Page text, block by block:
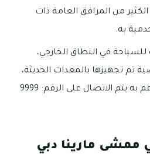
من المرافق العامة ذات
به.
في النطاق الخارجي،
تم تجهيزها بالمعدات الحديثة،
وللتواصل مع فريق الدعم به يتم الاتصال على الرقم: 9999
ممشى مارينا دبي